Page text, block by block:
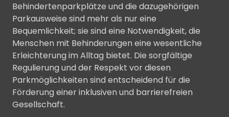
Behindertenparkplätze und die dazugehörigen
Parkausweise sind mehr als nur eine
Bequemlichkeit; sie sind eine Notwendigkeit, die
Menschen mit Behinderungen eine wesentliche
Erleichterung im Alltag bietet. Die sorgfältige
Regulierung und der Respekt vor diesen
Parkmöglichkeiten sind entscheidend für die
Förderung einer inklusiven und barrierefreien
Gesellschaft.